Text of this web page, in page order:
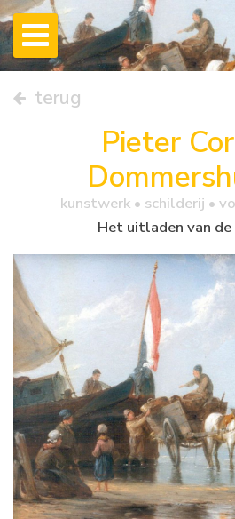
terug
Pieter
kunstwerk • schilderij •
Het uitladen van